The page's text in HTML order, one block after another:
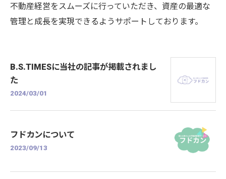
不動産経営をスムーズに行っていただき、資産の最適な
管理と成長を実現できるようサポートしております。
B.S.TIMESに当社の記事が掲載されまし
た
2024/03/01
フドカンについて
2023/09/13